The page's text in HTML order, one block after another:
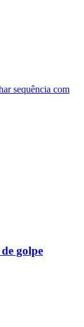
sequência com
golpe